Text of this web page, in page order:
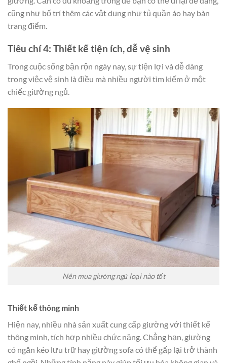
cũng như bố trí thêm các vật dụng như tủ quần áo hay bàn
trang điểm.
Tiêu chí 4: Thiết kế tiện ích, dễ vệ sinh
Trong cuộc sống bận rộn ngày nay, sự tiện lợi và dễ dàng
trong việc vệ sinh là điều mà nhiều người tìm kiếm ở một
chiếc giường ngủ.
Nên mua giường ngủ loại nào tốt
Thiết kế thông minh
Hiện nay, nhiều nhà sản xuất cung cấp giường với thiết kế
thông minh, tích hợp nhiều chức năng. Chẳng hạn, giường
có ngăn kéo lưu trữ hay giường sofa có thể gấp lại trở thành